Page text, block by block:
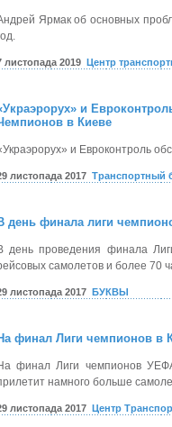
Ярмак об основных
листопада 2019 Центр
и
в Киеве
и Евроконтроль
листопада 2017 Транспортный
день финала лиги
день проведения финала
самолетов и более 70
листопада 2017 БУКВЫ
финал Лиги чемпионов в
финал Лиги чемпионов
намного больше
листопада 2017 Центр